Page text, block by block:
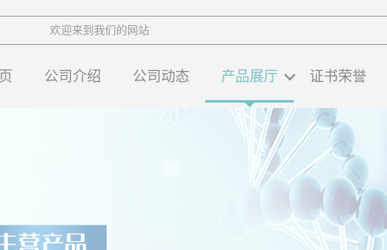
欢迎来到我们的网站
公司介绍 公司动态 产品展厅 证书荣誉